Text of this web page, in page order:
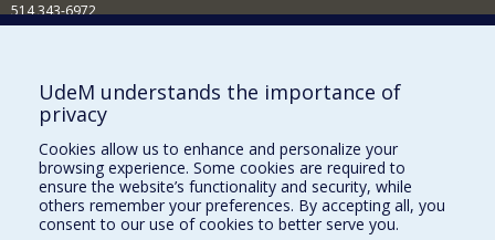
514 343-6972
Comment soutenir le Département?
BESOIN D'AIDE?
Plan du site
Signaler une erreur
Accessibilité
UdeM understands the importance of
privacy
Cookies allow us to enhance and personalize your
browsing experience. Some cookies are required to
ensure the website’s functionality and security, while
others remember your preferences. By accepting all, you
consent to our use of cookies to better serve you.